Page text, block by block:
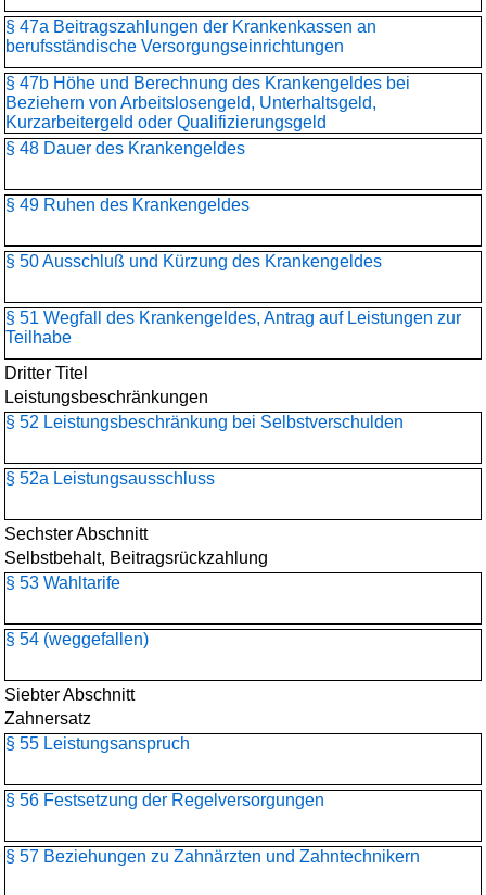
§ 47a Beitragszahlungen der Krankenkassen an
berufsständische Versorgungseinrichtungen
§ 47b Höhe und Berechnung des Krankengeldes bei
Beziehern von Arbeitslosengeld, Unterhaltsgeld,
Kurzarbeitergeld oder Qualifizierungsgeld
§ 48 Dauer des Krankengeldes
§ 49 Ruhen des Krankengeldes
§ 50 Ausschluß und Kürzung des Krankengeldes
§ 51 Wegfall des Krankengeldes, Antrag auf Leistungen zur
Teilhabe
Dritter Titel
Leistungsbeschränkungen
§ 52 Leistungsbeschränkung bei Selbstverschulden
§ 52a Leistungsausschluss
Sechster Abschnitt
Selbstbehalt, Beitragsrückzahlung
§ 53 Wahltarife
§ 54 (weggefallen)
Siebter Abschnitt
Zahnersatz
§ 55 Leistungsanspruch
§ 56 Festsetzung der Regelversorgungen
§ 57 Beziehungen zu Zahnärzten und Zahntechnikern